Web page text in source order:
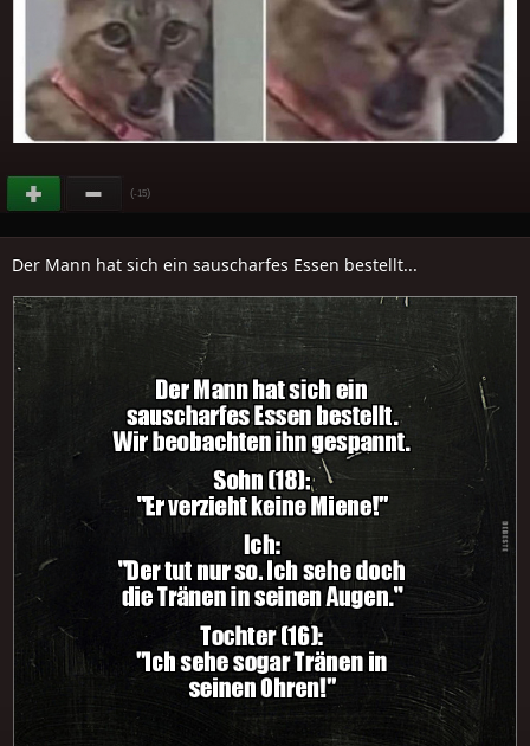
(-15)
Der Mann hat sich ein sauscharfes Essen bestellt...